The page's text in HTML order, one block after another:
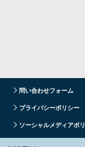
問い合わせフォーム
プライバシーポリシー
ソーシャルメディアポ